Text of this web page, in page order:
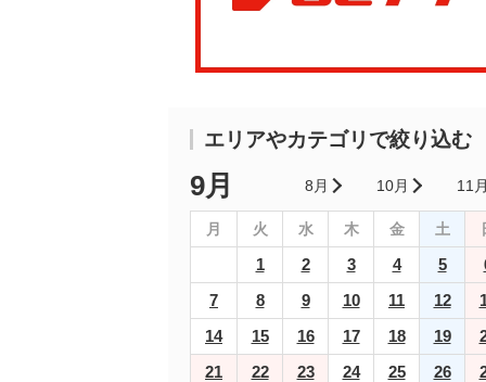
エリアやカテゴリで絞り込む
9月 8月 10月 11
月 火 水 木 金 土
1 2 3 4 5
7
8 9 10 11 12
14
15 16 17 18 19
21
22 23 24 25 26